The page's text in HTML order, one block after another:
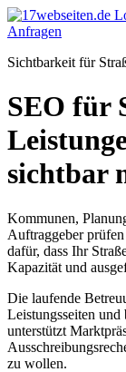
Zum
Inhalt
Anfragen
Sichtbarkeit für
SEO für
sichtbar
Kommunen,
Auftraggeber
dafür, dass Ihr
Kapazität und
Die laufende
Leistungsseiten und
unterstützt
zu wollen.